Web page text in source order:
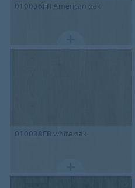
010036FR American oak
010038FR white oak